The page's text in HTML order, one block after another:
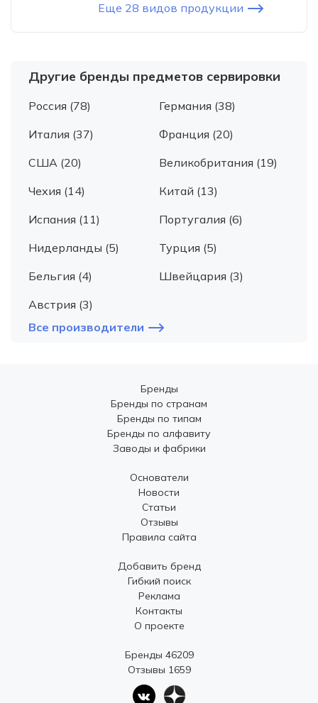
Еще 28 видов продукции
Другие бренды предметов сервировки
Россия (78)
Германия (38)
Италия (37)
Франция (20)
США (20)
Великобритания (19)
Чехия (14)
Китай (13)
Испания (11)
Португалия (6)
Нидерланды (5)
Турция (5)
Бельгия (4)
Швейцария (3)
Австрия (3)
Все производители
Бренды
Бренды по странам
Бренды по типам
Бренды по алфавиту
Заводы и фабрики
Основатели
Новости
Статьи
Отзывы
Правила сайта
Добавить бренд
Гибкий поиск
Реклама
Контакты
О проекте
Бренды 46209
Отзывы 1659